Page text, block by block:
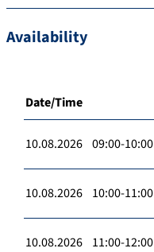
Availability
Date/Time
10.08.2026 09:00-10:00
10.08.2026 10:00-11:00
10.08.2026 11:00-12:00